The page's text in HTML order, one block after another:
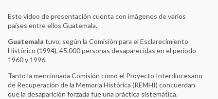
Este video de presentación cuenta con imágenes de varios
países entre ellos Guatemala.
Guatemala tuvo, según la Comisión para el Esclarecimiento
Histórico (1994), 45.000 personas desaparecidas en el periodo
1960 y 1996.
Tanto la mencionada Comisión como el Proyecto Interdiocesano
de Recuperación de la Memoria Histórica (REMHI) concuerdan
que la desaparición forzada fue una práctica sistemática.